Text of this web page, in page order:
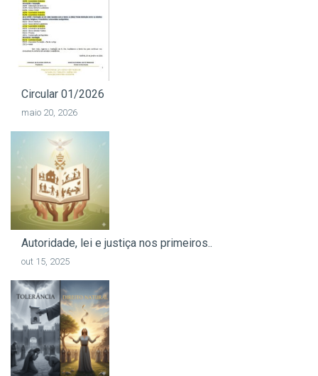
Circular 01/2026
maio 20, 2026
Autoridade, lei e justiça nos primeiros..
out 15, 2025